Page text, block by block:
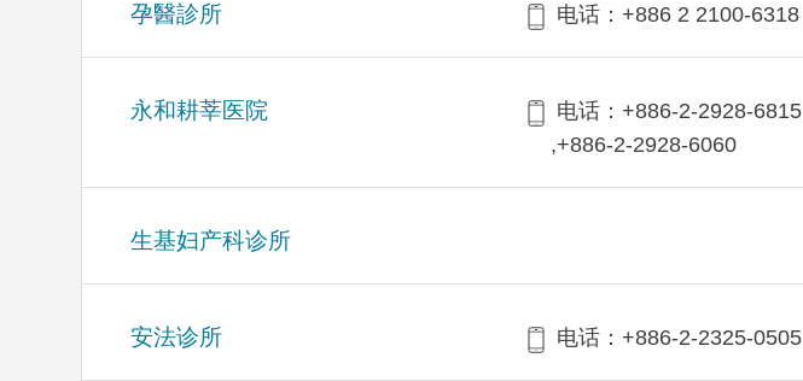
孕醫診所 电话：+886 2 2100-6318
永和耕莘医院
电话：+886-2-2928-6815
,+886-2-2928-6060
生基妇产科诊所
安法诊所 电话：+886-2-2325-0505